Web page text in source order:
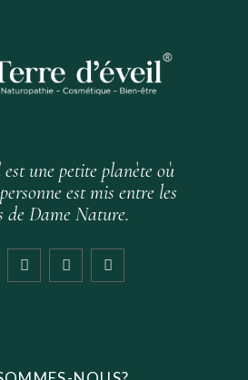
est une petite planète où
est mis entre les
de Dame Nature.